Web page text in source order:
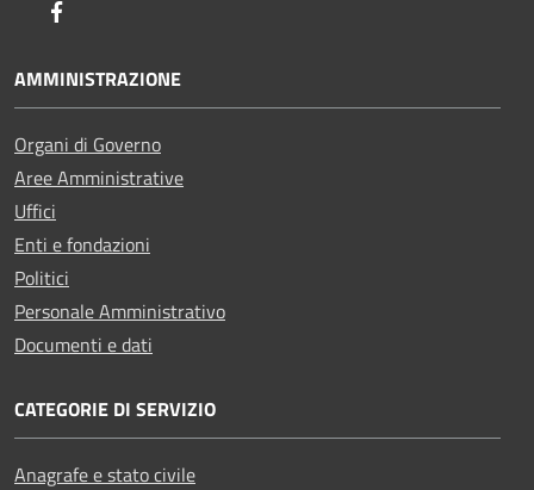
AMMINISTRAZIONE
Organi di Governo
Aree Amministrative
Uffici
Enti e fondazioni
Politici
Personale Amministrativo
Documenti e dati
CATEGORIE DI SERVIZIO
Anagrafe e stato civile